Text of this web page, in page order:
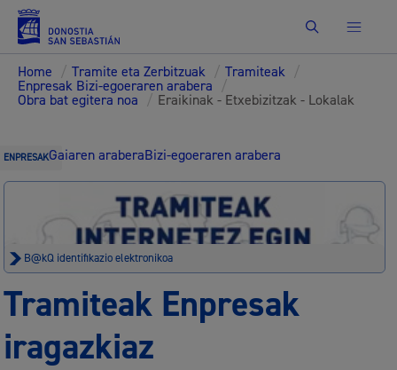
Bilatu
Home / Tramite eta Zerbitzuak / Tramiteak /
Enpresak Bizi-egoeraren arabera /
Obra bat egitera noa / Eraikinak - Etxebizitzak - Lokalak
ENPRESAKGaiaren araberaBizi-egoeraren arabera
B@kQ identifikazio elektronikoa
Tramiteak Enpresak
iragazkiaz